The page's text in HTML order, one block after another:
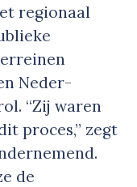
regionaal
Neder-
“Zij waren
proces,” zegt
de